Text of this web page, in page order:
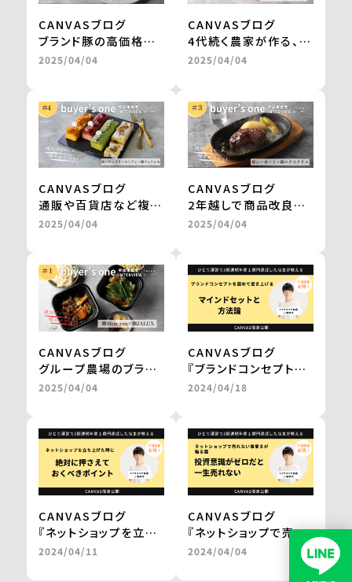
CANVASブログ
ブランド豚の高価格帯
ギフトが、お取り寄せグ
の開発も進行中
＜from buyer’s
one＞
2025/04/04
CANVASブログ
4代続く農家が作る、無
農薬栽培・天日干しの
～600食を継続販売
＜from buyer’s
one＞
2025/04/04
CANVASブログ
通販や百貨店など複数
社との商品開発が一気
拡大を実現 ＜from
buyer’s one＞
2025/04/04
CANVASブログ
2年越しで商品改良に
取り組み、百貨店のギ
実現 ＜from
buyer’s one＞
2025/04/04
CANVASブログ
グループ農場のブラン
ド和牛を、レンジアップ
百貨店やJALの通販で
の販売を実現
＜from buyer’s
one＞
2025/04/04
CANVASブログ
『ブランドコンセプトを
固めて磨き上げる
by 三浦卓也氏
2024/04/18
CANVASブログ
『ネットショップを立ち
上げた時に
2024/04/11
CANVASブログ
『ネットショップで売れ
ない事業主が陥る罠。
投資意識がゼロだと一
2024/04/04